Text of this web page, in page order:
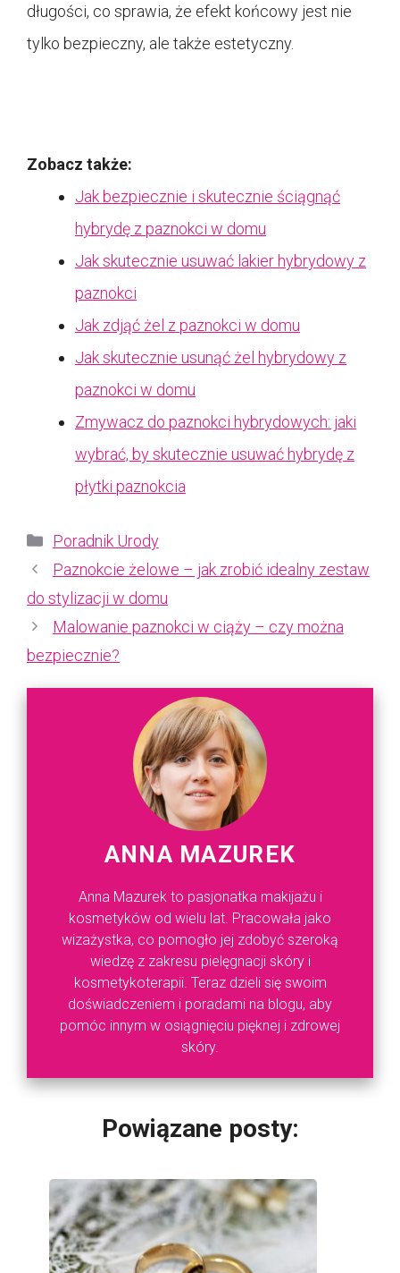
długości, co sprawia, że efekt końcowy jest nie
tylko bezpieczny, ale także estetyczny.
Zobacz także:
Jak bezpiecznie i skutecznie ściągnąć
hybrydę z paznokci w domu
Jak skutecznie usuwać lakier hybrydowy z
paznokci
Jak zdjąć żel z paznokci w domu
Jak skutecznie usunąć żel hybrydowy z
paznokci w domu
Zmywacz do paznokci hybrydowych: jaki
wybrać, by skutecznie usuwać hybrydę z
płytki paznokcia
Kategorie
Poradnik Urody
Paznokcie żelowe – jak zrobić idealny zestaw
do stylizacji w domu
Malowanie paznokci w ciąży – czy można
bezpiecznie?
ANNA MAZUREK
Anna Mazurek to pasjonatka makijażu i
kosmetyków od wielu lat. Pracowała jako
wizażystka, co pomogło jej zdobyć szeroką
wiedzę z zakresu pielęgnacji skóry i
kosmetykoterapii. Teraz dzieli się swoim
doświadczeniem i poradami na blogu, aby
pomóc innym w osiągnięciu pięknej i zdrowej
skóry.
Powiązane posty: